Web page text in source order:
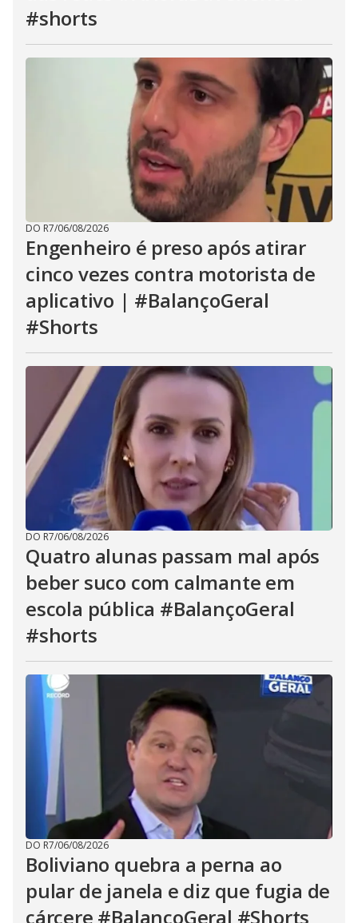
#shorts
DO R7/06/08/2026
Engenheiro é preso após atirar
cinco vezes contra motorista de
aplicativo | #BalançoGeral
#Shorts
DO R7/06/08/2026
Quatro alunas passam mal após
beber suco com calmante em
escola pública #BalançoGeral
#shorts
DO R7/06/08/2026
Boliviano quebra a perna ao
pular de janela e diz que fugia de
cárcere #BalançoGeral #Shorts